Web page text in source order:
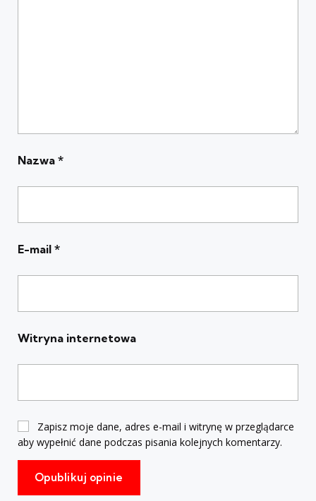
Nazwa *
E-mail *
Witryna internetowa
Zapisz moje dane, adres e-mail i witrynę w przeglądarce
aby wypełnić dane podczas pisania kolejnych komentarzy.